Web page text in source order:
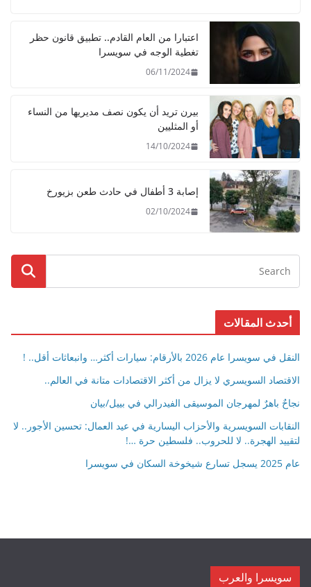
اعتبارا من العام القادم.. تطبيق قانون حظر
تغطية الوجه في سويسرا
06/11/2024
بيرن تريد أن يكون نصف مديريها من النساء
أو المثليين
14/10/2024
إصابة 3 أطفال في حادث طعن بزيورخ
02/10/2024
أحدث المقالات
النقل في سويسرا عام 2026 بالأرقام: سيارات أكثر… وانبعاثات أقل.. !
الاقتصاد السويسري لا يزال من أكثر الاقتصادات متانة في العالم..
نجاحٌ باهرٌ لمهرجان الموسيقى الفيدرالي في بييل/بيان
النقابات السويسرية والأحزاب اليسارية في عيد العمال: تحسين الأجور.. لا
لتقييد الهجرة.. لا للحروب.. فلسطين حرة …!
عام 2025 يسجل تسارع شيخوخة السكان في سويسرا
سويسرا والعرب